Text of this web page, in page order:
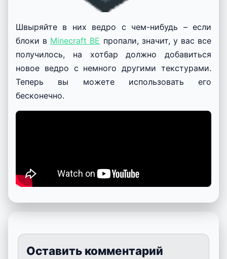
Швыряйте в них ведро с чем-нибудь – если
блоки в Minecraft BE пропали, значит, у вас все
получилось, на хотбар должно добавиться
новое ведро с немного другими текстурами.
Теперь вы можете использовать его
бесконечно.
Оставить комментарий